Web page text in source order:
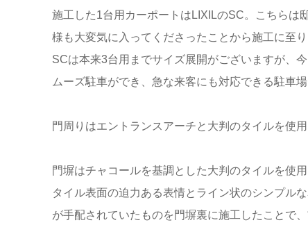
施工した1台用カーポートはLIXILのSC。こちらは
様も大変気に入ってくださったことから施工に至り
SCは本来3台用までサイズ展開がございますが、
ムーズ駐車ができ、急な来客にも対応できる駐車場
門周りはエントランスアーチと大判のタイルを使
門塀はチャコールを基調とした大判のタイルを使用
タイル表面の迫力ある表情とライン状のシンプル
が手配されていたものを門塀裏に施工したことで